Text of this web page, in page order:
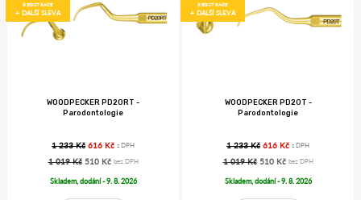
REGISTRACE
+ DALŠÍ SLEVA
WOODPECKER PD20RT -
Parodontologie
1 233 Kč 616 Kč s DPH
1 019 Kč 510 Kč bez DPH
Skladem, dodání - 9. 8. 2026
REGISTRACE
+ DALŠÍ SLEVA
WOODPECKER PD20T -
Parodontologie
1 233 Kč 616 Kč s DPH
1 019 Kč 510 Kč bez DPH
Skladem, dodání - 9. 8. 2026